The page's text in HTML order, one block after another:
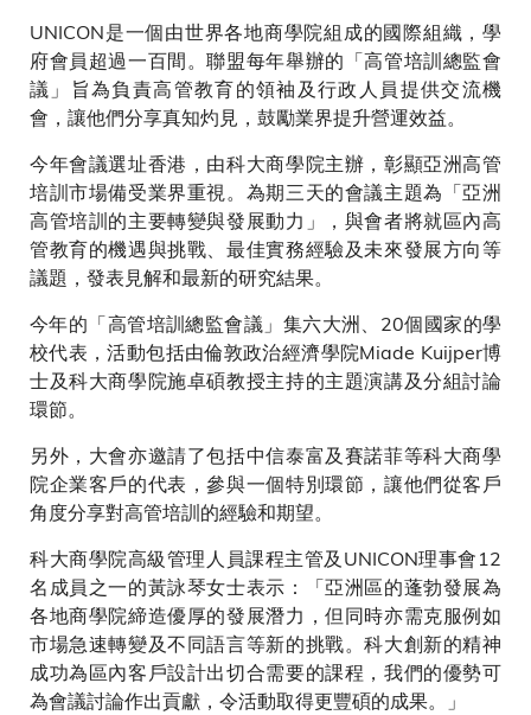
UNICON是一個由世界各地商學院組成的國際組織，學
府會員超過一百間。聯盟每年舉辦的「高管培訓總監會
議」旨為負責高管教育的領袖及行政人員提供交流機
會，讓他們分享真知灼見，鼓勵業界提升營運效益。
今年會議選址香港，由科大商學院主辦，彰顯亞洲高管
培訓市場備受業界重視。為期三天的會議主題為「亞洲
高管培訓的主要轉變與發展動力」，與會者將就區內高
管教育的機遇與挑戰、最佳實務經驗及未來發展方向等
議題，發表見解和最新的研究結果。
今年的「高管培訓總監會議」集六大洲、20個國家的學
校代表，活動包括由倫敦政治經濟學院Miade Kuijper博
士及科大商學院施卓碩教授主持的主題演講及分組討論
環節。
另外，大會亦邀請了包括中信泰富及賽諾菲等科大商學
院企業客戶的代表，參與一個特別環節，讓他們從客戶
角度分享對高管培訓的經驗和期望。
科大商學院高級管理人員課程主管及UNICON理事會12
名成員之一的黃詠琴女士表示：「亞洲區的蓬勃發展為
各地商學院締造優厚的發展潛力，但同時亦需克服例如
市場急速轉變及不同語言等新的挑戰。科大創新的精神
成功為區內客戶設計出切合需要的課程，我們的優勢可
為會議討論作出貢獻，令活動取得更豐碩的成果。」